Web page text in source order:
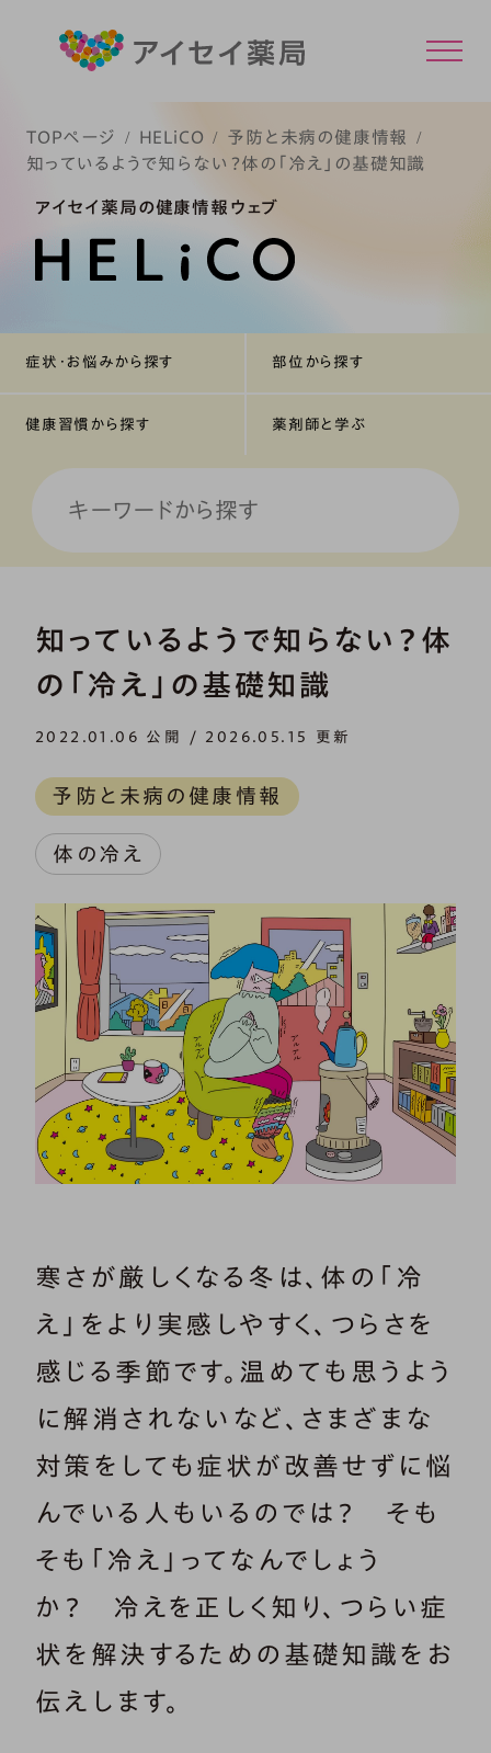
TOPページ HELiCO
予防と未病の健康情報
知っているようで知らない？体の「冷え」の基礎知識
アイセイ薬局の健康情報ウェブ
症状・お悩みから探す 部位から探す
健康習慣から探す 薬剤師と学ぶ
知っているようで知らない？体
の「冷え」の基礎知識
2022.01.06 公開 / 2026.05.15 更新
予防と未病の健康情報
体の冷え
寒さが厳しくなる冬は、体の「冷
え」をより実感しやすく、つらさを
感じる季節です。温めても思うよう
に解消されないなど、さまざまな
対策をしても症状が改善せずに悩
んでいる人もいるのでは？ そも
そも「冷え」ってなんでしょう
か？ 冷えを正しく知り、つらい症
状を解決するための基礎知識をお
伝えします。